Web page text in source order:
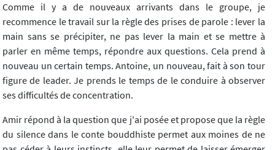
Comme il y a de nouveaux arrivants dans le groupe, je
recommence le travail sur la règle des prises de parole : lever la
main sans se précipiter, ne pas lever la main et se mettre à
parler en même temps, répondre aux questions. Cela prend à
nouveau un certain temps. Antoine, un nouveau, fait à son tour
figure de leader. Je prends le temps de le conduire à observer
ses difficultés de concentration.
Amir répond à la question que j'ai posée et propose que la règle
du silence dans le conte bouddhiste permet aux moines de ne